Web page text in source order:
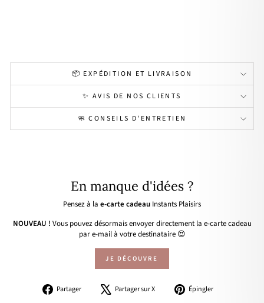
📦 EXPÉDITION ET LIVRAISON
✨ AVIS DE NOS CLIENTS
🧼 CONSEILS D'ENTRETIEN
En manque d'idées ?
Pensez à la e-carte cadeau Instants Plaisirs
NOUVEAU ! Vous pouvez désormais envoyer directement la e-carte cadeau
par e-mail à votre destinataire 😍
JE DÉCOUVRE
Partager
PartagerPartager sur X
Tweeter Épingler